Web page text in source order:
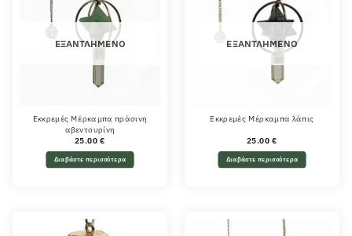
ΕΞΑΝΤΛΗΜΈΝΟ
Εκκρεμές Μέρκαμπα πράσινη
αβεντουρίνη
25.00 €
Διαβάστε περισσότερα
ΕΞΑΝΤΛΗΜΈΝΟ
Εκκρεμές Μέρκαμπα λάπις
25.00 €
Διαβάστε περισσότερα